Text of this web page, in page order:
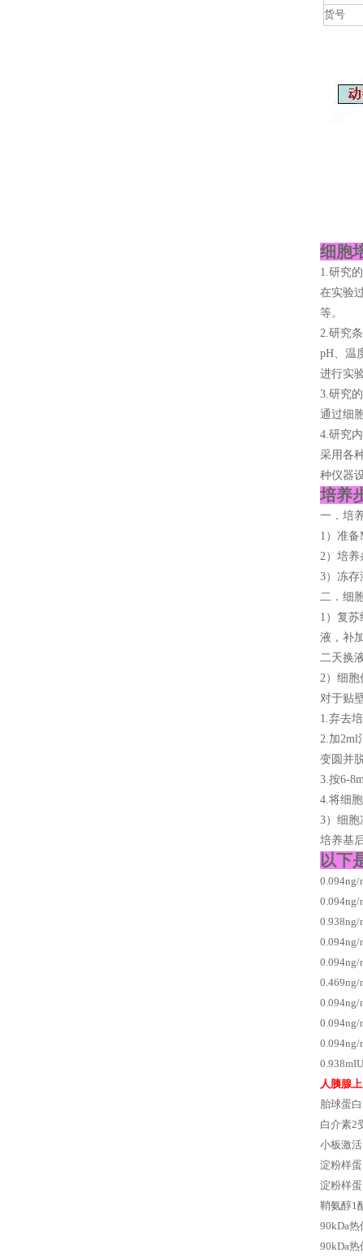
货号
细胞
1.研究
在实验
等。
2.研究
pH、温
进行实
3.研究
通过细
4.研究
采用各
种仪器
培养
一．培
1）准备
2）培养
3）冻存
二．细
1）复
液，补
二天换
2）细胞
对于贴
1.弃去
2.加2ml
变圆并
3.按6-
4.将细
3）细胞
培养基
以下
0.094ng/
0.094ng/
0.938ng/
0.094ng/
0.094ng/
0.094ng/
人胰腺
胎球蛋
白介素2
小板激
淀粉样
淀粉样
鞘氨醇1
90kDa
90kDa热